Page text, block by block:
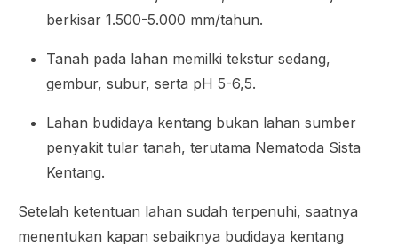
berkisar 1.500-5.000 mm/tahun.
Tanah pada lahan memilki tekstur sedang,
gembur, subur, serta pH 5-6,5.
Lahan budidaya kentang bukan lahan sumber
penyakit tular tanah, terutama Nematoda Sista
Kentang.
Setelah ketentuan lahan sudah terpenuhi, saatnya
menentukan kapan sebaiknya budidaya kentang